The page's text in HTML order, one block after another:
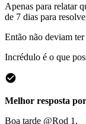
Apenas para relatar
de 7 dias para
Então não deviam
Incrédulo é o que
Melhor resposta por
Boa tarde ​ @Rod 1 ,